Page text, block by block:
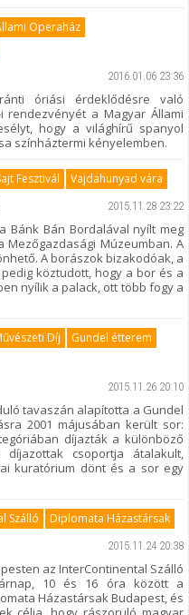
Operaház
2016.01.06 23:36
óriási érdeklődésre való
a Magyar Állami
hogy a világhírű spanyol
színháztermi kényelemben.
Fesztivál Vajdahunyad vára
2015.11.28 23:22
Bánk Bán Bordalával nyílt meg
Múzeumban. A
A borászok bizakodóak, a
köztudott, hogy a bor és a
nyílik a palack, ott több fogy a
Díj
Gundel étterem
2015.11.26 20:10
tavaszán alapította a Gundel
2001 májusában került sor:
díjazták a különböző
csoportja átalakult,
kuratórium dönt és a sor egy
Szálló Diplomata Házastársak
2015.11.24 20:38
az InterContinental Szálló
10 és 16 óra között a
Házastársak Budapest, és